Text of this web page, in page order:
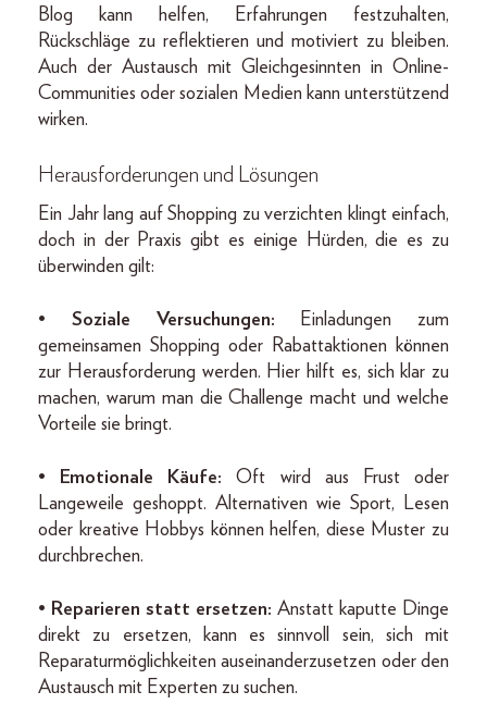
Blog kann helfen, Erfahrungen festzuhalten,
Rückschläge zu reflektieren und motiviert zu bleiben.
Auch der Austausch mit Gleichgesinnten in Online-
Communities oder sozialen Medien kann unterstützend
wirken.
Herausforderungen und Lösungen
Ein Jahr lang auf Shopping zu verzichten klingt einfach,
doch in der Praxis gibt es einige Hürden, die es zu
überwinden gilt:
• Soziale Versuchungen: Einladungen zum
gemeinsamen Shopping oder Rabattaktionen können
zur Herausforderung werden. Hier hilft es, sich klar zu
machen, warum man die Challenge macht und welche
Vorteile sie bringt.
• Emotionale Käufe: Oft wird aus Frust oder
Langeweile geshoppt. Alternativen wie Sport, Lesen
oder kreative Hobbys können helfen, diese Muster zu
durchbrechen.
• Reparieren statt ersetzen: Anstatt kaputte Dinge
direkt zu ersetzen, kann es sinnvoll sein, sich mit
Reparaturmöglichkeiten auseinanderzusetzen oder den
Austausch mit Experten zu suchen.